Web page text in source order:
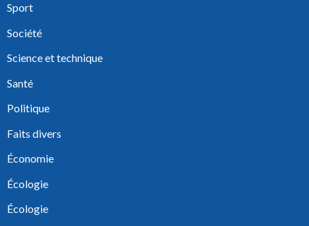
Sport
Société
Science et technique
Santé
Politique
Faits divers
Économie
Écologie
Écologie